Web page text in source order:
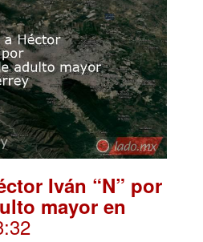
Iván “N” por
mayor en